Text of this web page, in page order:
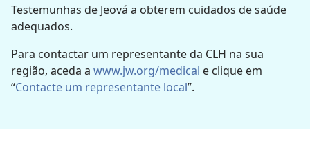
Testemunhas de Jeová a obterem cuidados de saúde
adequados.
Para contactar um representante da CLH na sua
região, aceda a www.jw.org/medical e clique em
“Contacte um representante local”.